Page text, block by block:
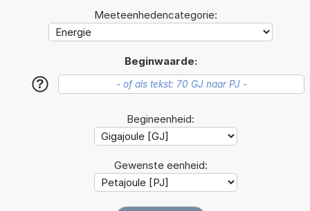
Meeteenhedencategorie:
Beginwaarde:
?
Begineenheid:
Gewenste eenheid: